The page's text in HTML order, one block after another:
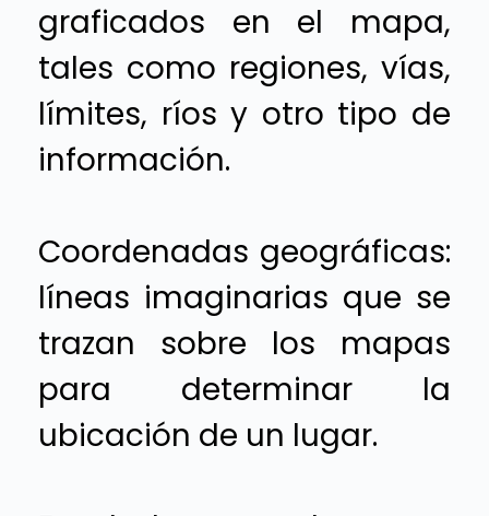
graficados en el mapa,
tales como regiones, vías,
límites, ríos y otro tipo de
información.
Coordenadas geográficas:
líneas imaginarias que se
trazan sobre los mapas
para determinar la
ubicación de un lugar.